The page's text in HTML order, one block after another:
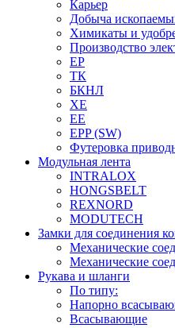
Карьер
Добыча
Химикаты и
Производство
EP
ТК
БКНЛ
XE
EE
EPP (SW)
Футеровка
Модульная лента
INTRALOX
HONGSBELT
REXNORD
MODUTECH
Замки для соединения
Механические
Механические
Рукава и шланги
По типу:
Напорно
Всасывающие